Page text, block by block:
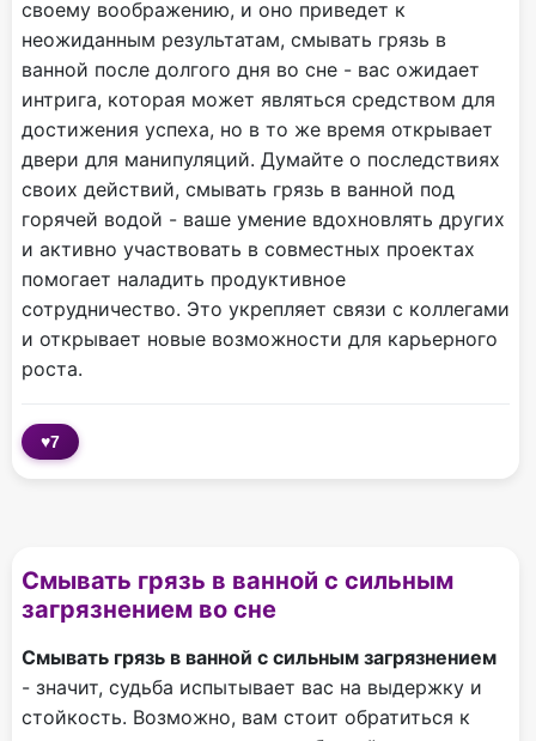
своему воображению, и оно приведет к
неожиданным результатам, смывать грязь в
ванной после долгого дня во сне - вас ожидает
интрига, которая может являться средством для
достижения успеха, но в то же время открывает
двери для манипуляций. Думайте о последствиях
своих действий, смывать грязь в ванной под
горячей водой - ваше умение вдохновлять других
и активно участвовать в совместных проектах
помогает наладить продуктивное
сотрудничество. Это укрепляет связи с коллегами
и открывает новые возможности для карьерного
роста.
♥7
Смывать грязь в ванной с сильным
загрязнением во сне
Смывать грязь в ванной с сильным загрязнением
- значит, судьба испытывает вас на выдержку и
стойкость. Возможно, вам стоит обратиться к